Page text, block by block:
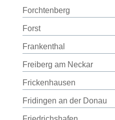
Forchtenberg
Forst
Frankenthal
Freiberg am Neckar
Frickenhausen
Fridingen an der Donau